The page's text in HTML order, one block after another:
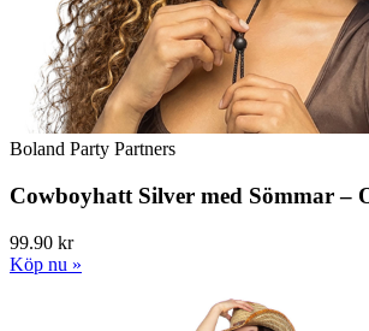
Boland Party Partners
Cowboyhatt Silver med Sömmar –
99.90 kr
Köp nu »